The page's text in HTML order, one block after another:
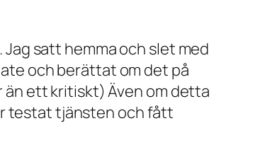
satt hemma och slet med
och berättat om det på
än ett kritiskt) Även om detta
testat tjänsten och fått